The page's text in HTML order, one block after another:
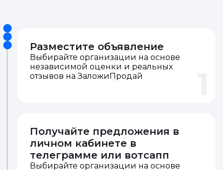
Разместите объявление
Выбирайте организации на основе
независимой оценки и реальных
отзывов на ЗаложиПродай
Получайте предложения в
личном кабинете в
телеграмме или вотсапп
Выбирайте организации на основе